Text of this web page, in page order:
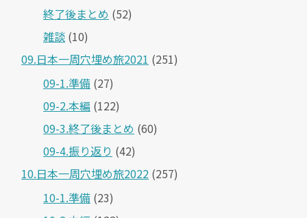
終了後まとめ (52)
雑談 (10)
09.日本一周穴埋め旅2021 (251)
09-1.準備 (27)
09-2.本編 (122)
09-3.終了後まとめ (60)
09-4.振り返り (42)
10.日本一周穴埋め旅2022 (257)
10-1.準備 (23)